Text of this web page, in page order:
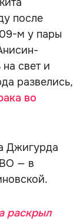
после
м у пары
свет и
развелись,
во
Джигурда
— в
раскрыл